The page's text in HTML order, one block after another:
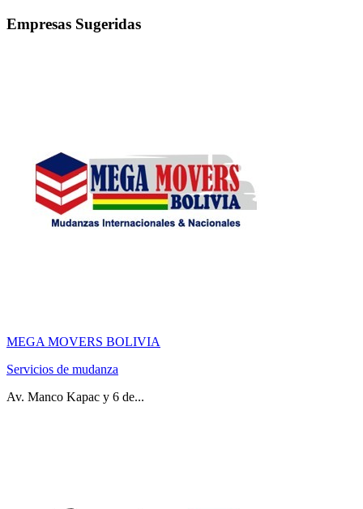
Empresas Sugeridas
MEGA MOVERS BOLIVIA
Servicios de mudanza
Av. Manco Kapac y 6 de...